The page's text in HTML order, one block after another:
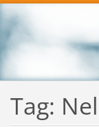
Tag: